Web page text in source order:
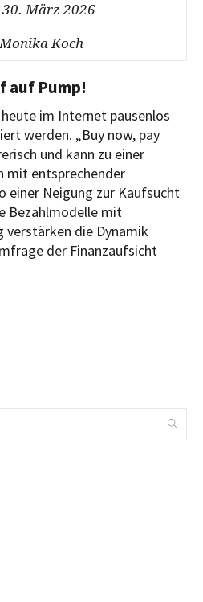
30. März 2026
Monika Koch
auf Pump!
im Internet pausenlos
werden. „Buy now, pay
und kann zu einer
mit entsprechender
einer Neigung zur Kaufsucht
Bezahlmodelle mit
verstärken die Dynamik
der Finanzaufsicht